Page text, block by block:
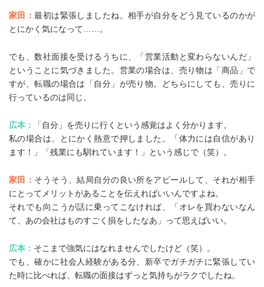
家田：最初は緊張しましたね。相手が自分をどう見ているのかが
とにかく気になって……。
でも、数社面接を受けるうちに、「営業活動と変わらないんだ」
ということに気づきました。営業の場合は、売り物は「商品」で
すが、転職の場合は「自分」が売り物。どちらにしても、売りに
行っているのは同じ。
広本：
「自分」を売りに行くという感覚はよく分かります。
私の場合は、とにかく熱意で押しました。「体力には自信があり
ます！」「残業にも馴れています！」という感じで（笑）。
家田： そうそう、結局自分の良い所をアピールして、それが相手
にとってメリットがあることを伝えればいいんですよね。
それでも向こうが話に乗ってこなければ、「オレを買わないなん
て、あの会社はものすごく損をしたなあ」って思えばいい。
広本： そこまで強気にはなれませんでしたけど（笑）。
でも、確かに社会人経験がある分、新卒でガチガチに緊張してい
た時に比べれば、転職の面接はずっと気持ちがラクでしたね。